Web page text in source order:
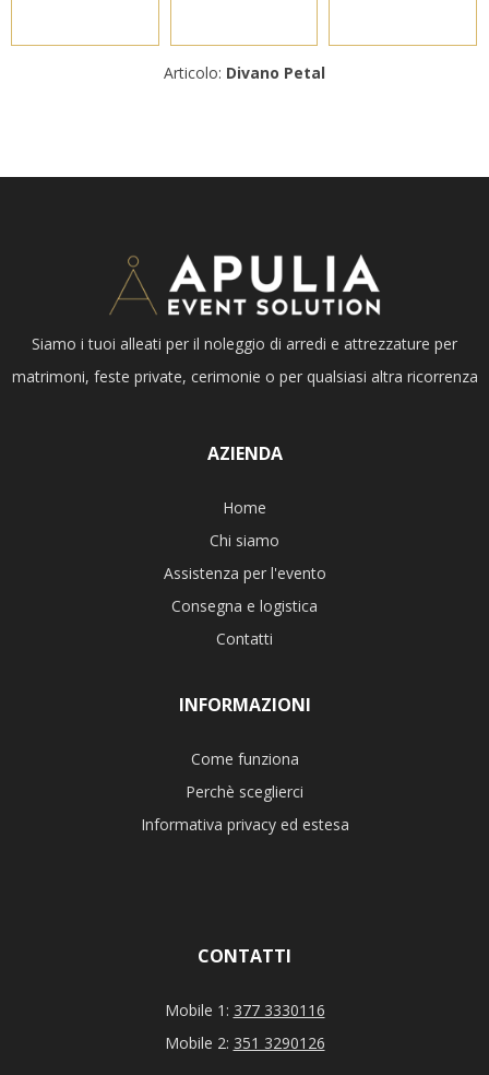
Articolo: Divano Petal
Siamo i tuoi alleati per il noleggio di arredi e attrezzature per
matrimoni, feste private, cerimonie o per qualsiasi altra ricorrenza
AZIENDA
Home
Chi siamo
Assistenza per l'evento
Consegna e logistica
Contatti
INFORMAZIONI
Come funziona
Perchè sceglierci
Informativa privacy ed estesa
CONTATTI
Mobile 1: 377 3330116
Mobile 2: 351 3290126